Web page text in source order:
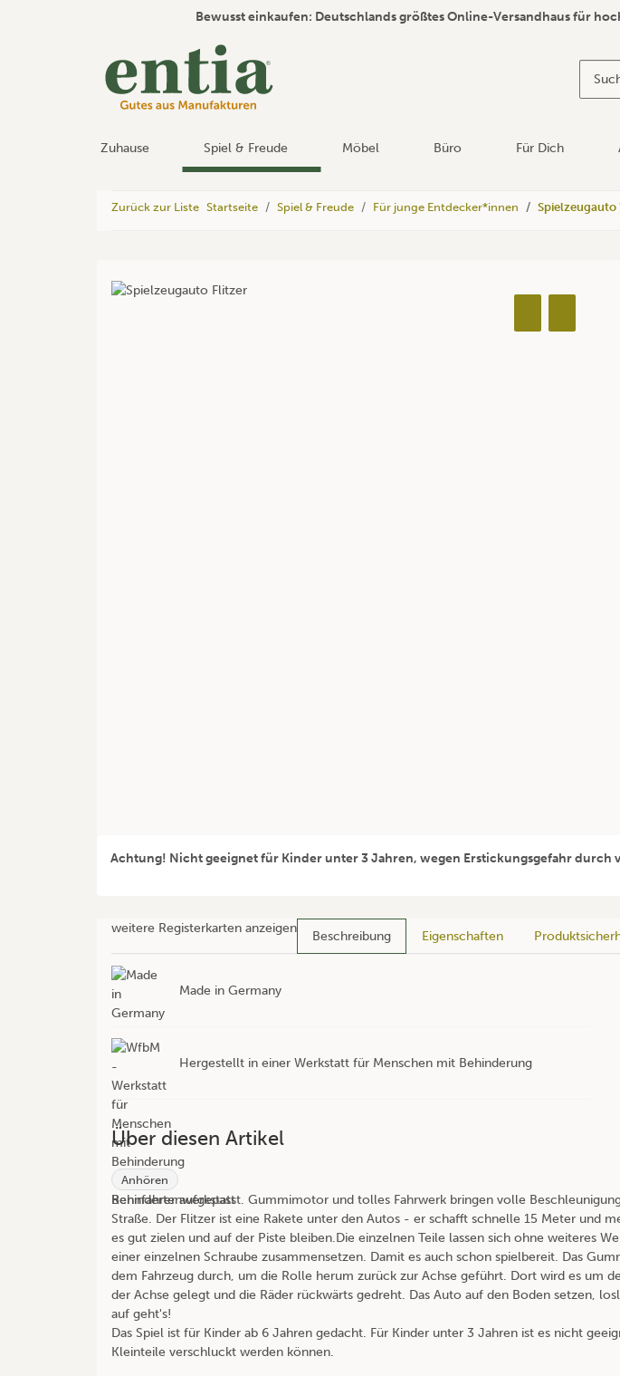
Bewusst einkaufen: Deutschlands größtes Online-Versandhaus für
Zuhause Spiel & Freude Möbel Büro Für Dich
Zurück zur Liste Startseite Spiel & Freude Für junge Entdecker*innen Spielzeugauto
Achtung! Nicht geeignet für Kinder unter 3 Jahren, wegen Erstickungsgefahr durch
weitere Registerkarten anzeigen
Beschreibung Eigenschaften
Made in Germany
Hergestellt in einer Werkstatt für Menschen mit Behinderung
Über diesen Artikel
Anhören
Rennfahrer aufgepasst. Gummimotor und tolles Fahrwerk bringen volle
Straße. Der Flitzer ist eine Rakete unter den Autos - er schafft schnelle 15 Meter und
es gut zielen und auf der Piste bleiben.Die einzelnen Teile lassen sich ohne weiteres
einer einzelnen Schraube zusammensetzen. Damit es auch schon spielbereit. Das
dem Fahrzeug durch, um die Rolle herum zurück zur Achse geführt. Dort wird es um
der Achse gelegt und die Räder rückwärts gedreht. Das Auto auf den Boden setzen,
auf geht's!
Das Spiel ist für Kinder ab 6 Jahren gedacht. Für Kinder unter 3 Jahren ist es nicht
Kleinteile verschluckt werden können.